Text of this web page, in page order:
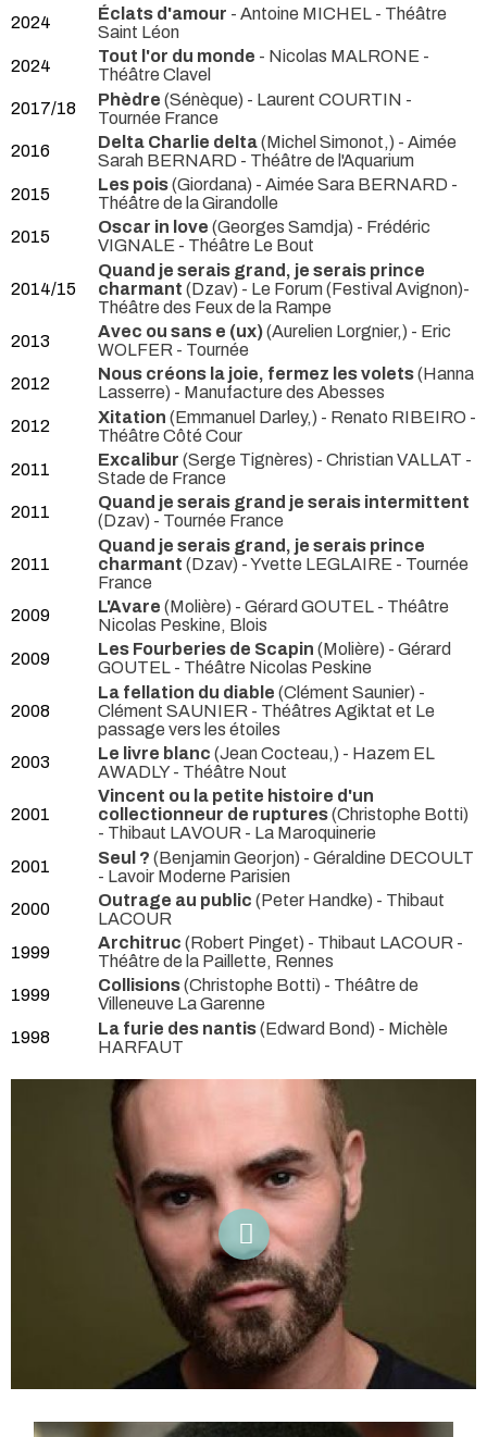
2024 Éclats d'amour - Antoine MICHEL - Théâtre
Saint Léon
2024
Tout l'or du monde - Nicolas MALRONE -
Théâtre Clavel
2017/18
Phèdre (Sénèque) - Laurent COURTIN -
Tournée France
2016
Delta Charlie delta(Michel Simonot,) - Aimée
Sarah BERNARD - Théâtre de l'Aquarium
2015
Les pois(Giordana) - Aimée Sara BERNARD -
Théâtre de la Girandolle
2015
Oscar in love (Georges Samdja) - Frédéric
VIGNALE - Théâtre Le Bout
2014/15
Quand je serais grand, je serais prince
charmant (Dzav) - Le Forum (Festival Avignon)-
Théâtre des Feux de la Rampe
2013
Avec ou sans e (ux)(Aurelien Lorgnier,) - Eric
WOLFER - Tournée
2012
Nous créons la joie, fermez les volets(Hanna
Lasserre) - Manufacture des Abesses
2012
Xitation (Emmanuel Darley,) - Renato RIBEIRO -
Théâtre Côté Cour
2011
Excalibur (Serge Tignères) - Christian VALLAT -
Stade de France
2011
Quand je serais grand je serais intermittent
(Dzav) - Tournée France
2011
Quand je serais grand, je serais prince
charmant (Dzav) - Yvette LEGLAIRE - Tournée
France
2009
L'Avare (Molière) - Gérard GOUTEL - Théâtre
Nicolas Peskine, Blois
2009
Les Fourberies de Scapin (Molière) - Gérard
GOUTEL - Théâtre Nicolas Peskine
2008
La fellation du diable (Clément Saunier) -
Clément SAUNIER - Théâtres Agiktat et Le
passage vers les étoiles
2003
Le livre blanc (Jean Cocteau,) - Hazem EL
AWADLY- Théâtre Nout
2001
Vincent ou la petite histoire d'un
collectionneur de ruptures(Christophe Botti)
- Thibaut LAVOUR - La Maroquinerie
2001
Seul ? (Benjamin Georjon) - Géraldine DECOULT
- Lavoir Moderne Parisien
2000
Outrage au public (Peter Handke) - Thibaut
LACOUR
1999
Architruc (Robert Pinget) - Thibaut LACOUR -
Théâtre de la Paillette, Rennes
1999
Collisions(Christophe Botti) - Théâtre de
Villeneuve La Garenne
1998
La furie des nantis(Edward Bond) - Michèle
HARFAUT